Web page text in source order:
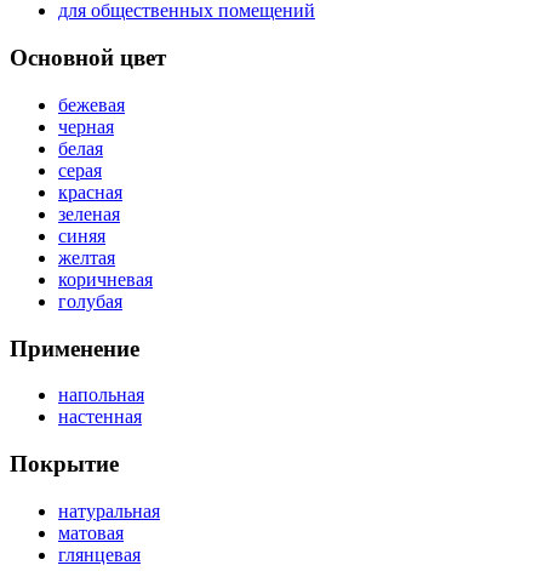
для общественных помещений
Основной цвет
бежевая
черная
белая
серая
красная
зеленая
синяя
желтая
коричневая
голубая
Применение
напольная
настенная
Покрытие
натуральная
матовая
глянцевая